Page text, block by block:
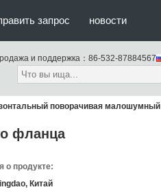
запрос новости
и поддержка： 86-532-87884567
поворачивая малошумный
фланца
о продукте:
Китай